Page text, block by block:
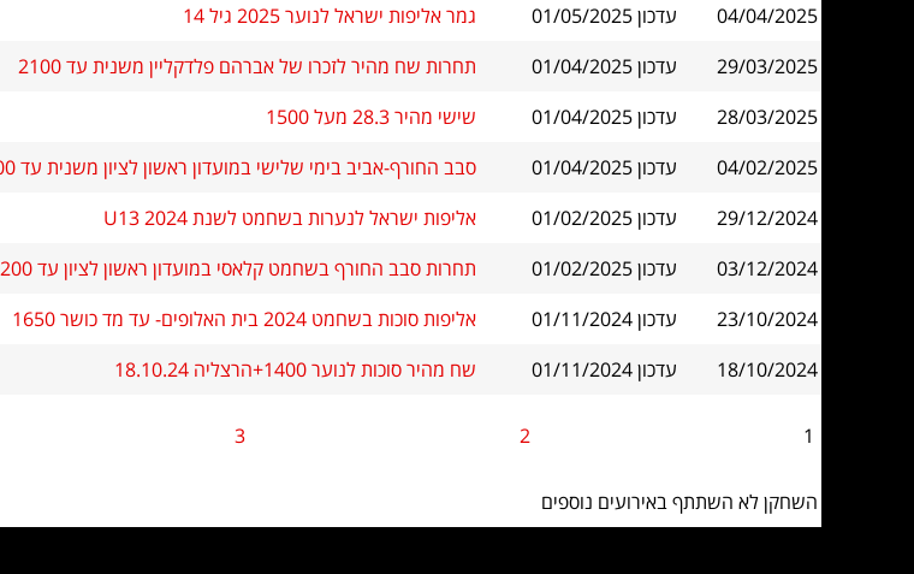
04/04/2025
עדכון 01/05/2025 גמר אליפות ישראל לנוער 2025 גיל 14
29/03/2025
עדכון 01/04/2025 תחרות שח מהיר לזכרו של אברהם פלדקליין משנית עד 2100
28/03/2025
עדכון 01/04/2025 שישי מהיר 28.3 מעל 1500
04/02/2025
עדכון 01/04/2025 סבב החורף-אביב בימי שלישי במועדון ראשון לציון משנית עד 2000
29/12/2024
עדכון 01/02/2025 אליפות ישראל לנערות בשחמט לשנת 2024 U13
03/12/2024
עדכון 01/02/2025 תחרות סבב החורף בשחמט קלאסי במועדון ראשון לציון עד 2200
23/10/2024
עדכון 01/11/2024 אליפות סוכות בשחמט 2024 בית האלופים- עד מד כושר 1650
18/10/2024
עדכון 01/11/2024 שח מהיר סוכות לנוער 1400+הרצליה 18.10.24
1
2
3
השחקן לא השתתף באירועים נוספים